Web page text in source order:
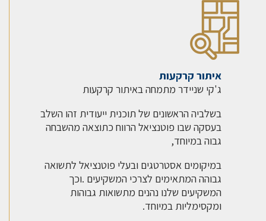
איתור קרקעות
ג'קי שניידר מתמחה באיתור קרקעות
בשלביה הראשונים של תוכנית ייעודית זהו השלב
בעסקה שבו פוטנציאל הרווח כתוצאה מהשבחה
גבוה במיוחד,
במיקומים אסטרטגים ובעלי פוטנציאל לתשואה
גבוהה המתאימים לצרכי המשקיעים .וכך
המשקיעים שלנו נהנים מתשואות גבוהות
ומקסימליות במיוחד.